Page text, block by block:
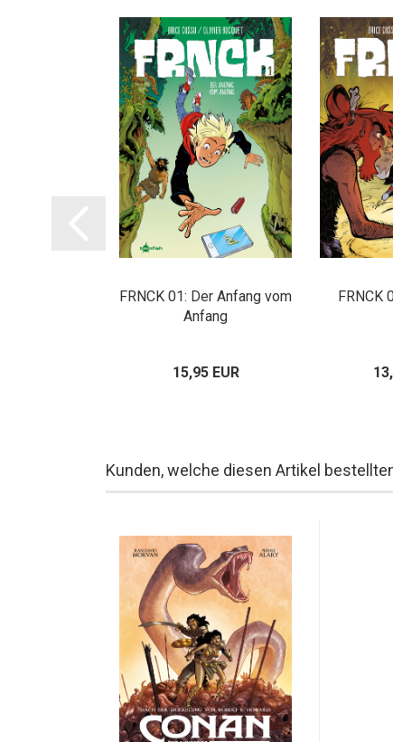
FRNCK 01: Der Anfang vom
Anfang
15,95 EUR
FRNCK
Kunden, welche diesen Artikel